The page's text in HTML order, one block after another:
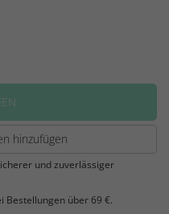
hinzufügen
und zuverlässiger
Bestellungen über 69 €.